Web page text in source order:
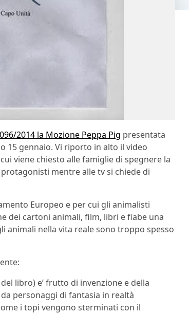
2014 la Mozione Peppa Pig presentata
15 gennaio. Vi riporto in alto il video
viene chiesto alle famiglie di spegnere la
mentre alle tv si chiede di
Europeo e per cui gli animalisti
dei cartoni animali, film, libri e fiabe una
animali nella vita reale sono troppo spesso
libro) e’ frutto di invenzione e della
personaggi di fantasia in realtà
i topi vengono sterminati con il